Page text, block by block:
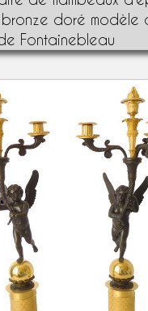
bronze doré modèle
Fontainebleau